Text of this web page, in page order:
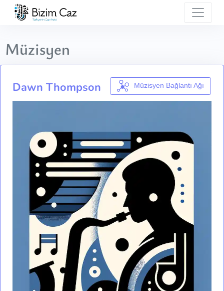
Müzisyen
Dawn Thompson Müzisyen Bağlantı Ağı